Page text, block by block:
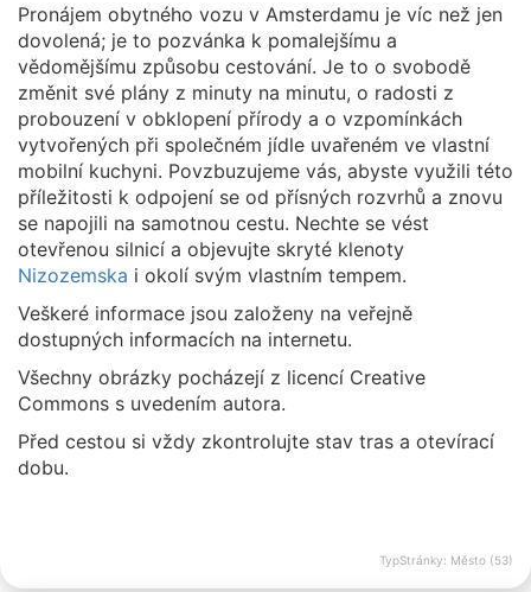
Pronájem obytného vozu v Amsterdamu je víc než jen
dovolená; je to pozvánka k pomalejšímu a
vědomějšímu způsobu cestování. Je to o svobodě
změnit své plány z minuty na minutu, o radosti z
probouzení v obklopení přírody a o vzpomínkách
vytvořených při společném jídle uvařeném ve vlastní
mobilní kuchyni. Povzbuzujeme vás, abyste využili této
příležitosti k odpojení se od přísných rozvrhů a znovu
se napojili na samotnou cestu. Nechte se vést
otevřenou silnicí a objevujte skryté klenoty
Nizozemska i okolí svým vlastním tempem.
Veškeré informace jsou založeny na veřejně
dostupných informacích na internetu.
Všechny obrázky pocházejí z licencí Creative
Commons s uvedením autora.
Před cestou si vždy zkontrolujte stav tras a otevírací
dobu.
TypStránky: Město (53)